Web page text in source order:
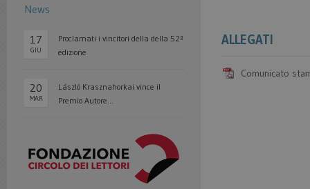
News
17
GIU
Proclamati i vincitori della della 52ª
edizione
20
MAR
László Krasznahorkai vince il
Premio Autore...
ALLEGATI
Comunicato